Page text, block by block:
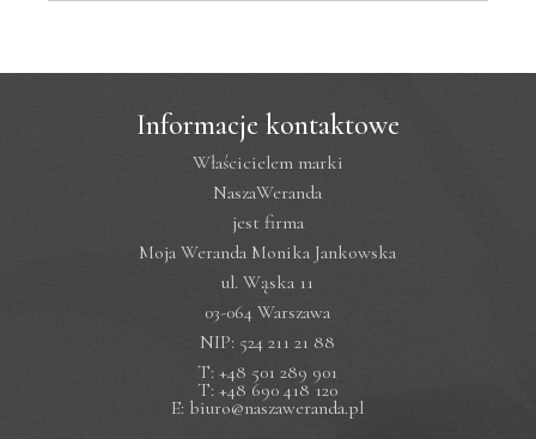
Informacje kontaktowe
Właścicielem marki
NaszaWeranda
jest firma
Moja Weranda Monika Jankowska
ul. Wąska 11
03-064 Warszawa
NIP: 524 211 21 88
T: +48 501 289 901
T: +48 690 418 120
E: biuro@naszaweranda.pl